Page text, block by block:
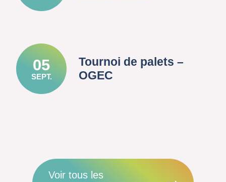
05
SEPT.
Tournoi de palets –
OGEC
Voir tous les